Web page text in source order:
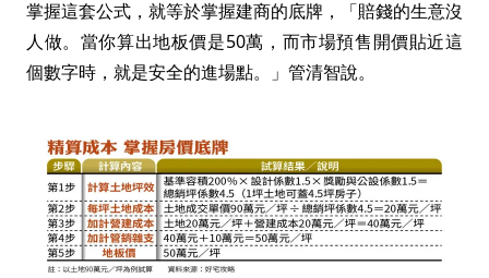
掌握這套公式，就等於掌握建商的底牌，「賠錢的生意沒
人做。當你算出地板價是50萬，而市場預售開價貼近這
個數字時，就是安全的進場點。」管清智說。